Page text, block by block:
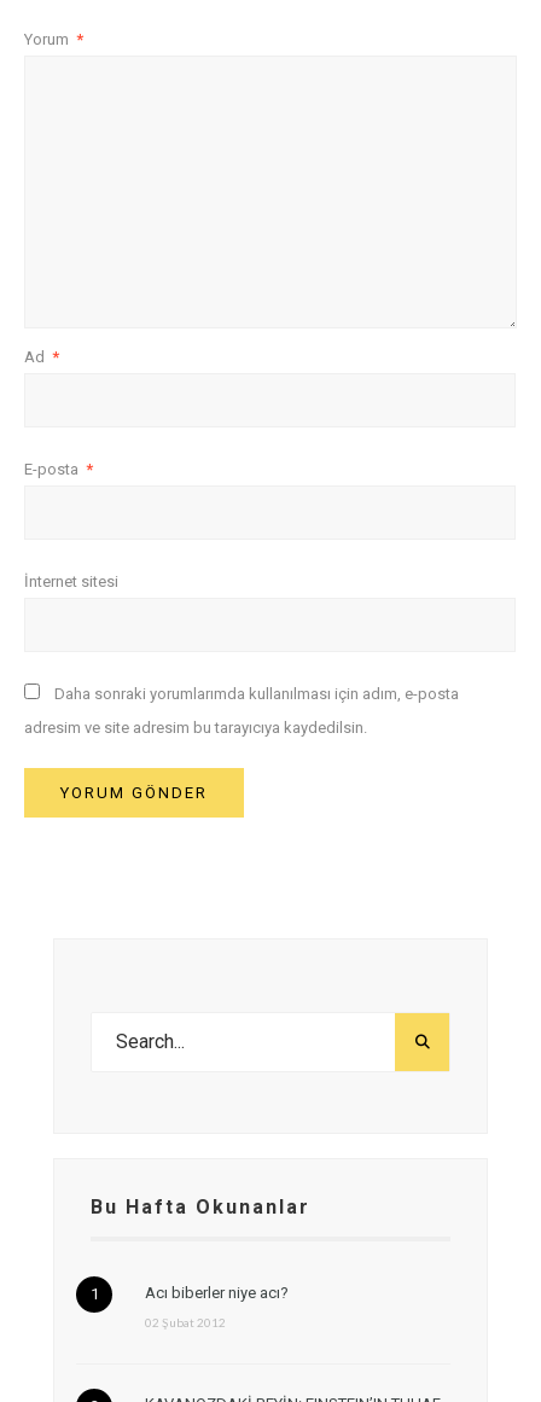
Yorum *
Ad *
E-posta *
İnternet sitesi
Daha sonraki yorumlarımda kullanılması için adım, e-posta
adresim ve site adresim bu tarayıcıya kaydedilsin.
Bu Hafta Okunanlar
Acı biberler niye acı?
02 Şubat 2012